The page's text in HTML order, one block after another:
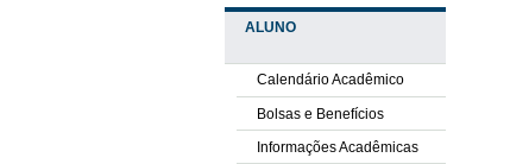
ALUNO
Calendário Acadêmico
Bolsas e Benefícios
Informações Acadêmicas